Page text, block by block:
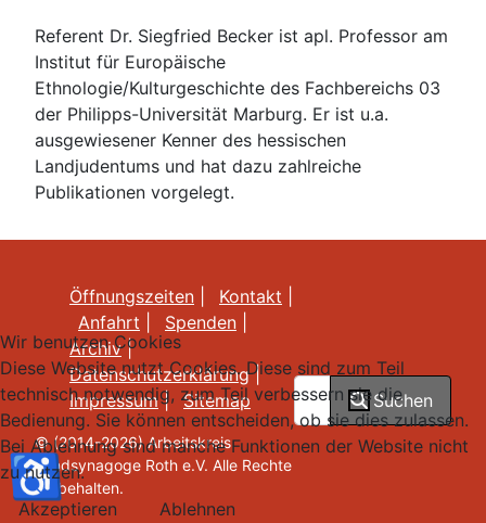
Referent Dr. Siegfried Becker ist apl. Professor am
Institut für Europäische
Ethnologie/Kulturgeschichte des Fachbereichs 03
der Philipps-Universität Marburg. Er ist u.a.
ausgewiesener Kenner des hessischen
Landjudentums und hat dazu zahlreiche
Publikationen vorgelegt.
Öffnungszeiten Kontakt
Anfahrt
Spenden
Archiv|
Datenschutzerklärung|
Impressum| Sitemap
© (2014-2026) Arbeitskreis
Landsynagoge Roth e.V. Alle Rechte
vorbehalten.
Suchen
Suchen
Wir benutzen Cookies
Diese Website nutzt Cookies. Diese sind zum Teil
technisch notwendig, zum Teil verbessern sie die
Bedienung. Sie können entscheiden, ob sie dies zulassen.
Bei Ablehnung sind manche Funktionen der Website nicht
zu nutzen.
Akzeptieren
Ablehnen